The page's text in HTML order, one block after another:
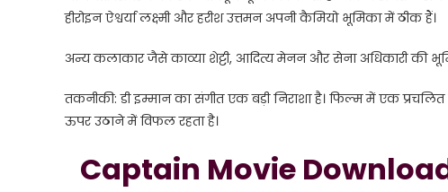
हीरोइन ऐश्वर्या लक्ष्मी और हरीश उत्तमन अपनी कैमियो भूमिका में ठीक हैं।
अन्य कलाकार जैसे काव्या शेट्टी, आदित्य मेनन और सेना अधिकारी की
तकनीकी: डी इम्मान का संगीत एक बड़ी निराशा है। फिल्म में एक
ऊपर उठाने में विफल रहता है।
Captain Movie